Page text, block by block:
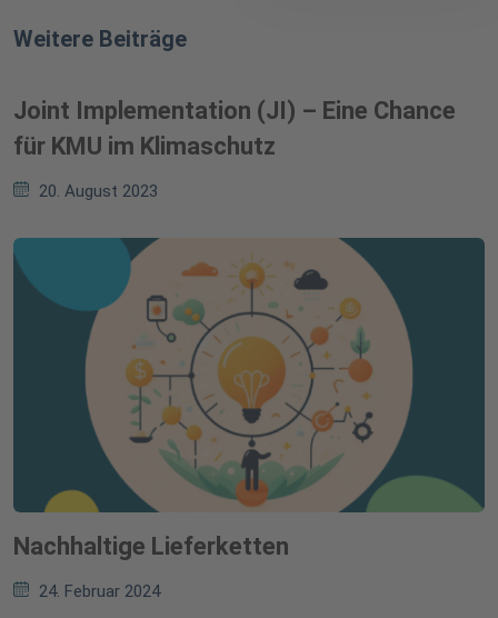
Weitere Beiträge
Joint Implementation (JI) – Eine Chance
für KMU im Klimaschutz
20. August 2023
Nachhaltige Lieferketten
24. Februar 2024